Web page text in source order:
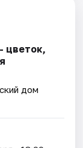
цветок,
дом